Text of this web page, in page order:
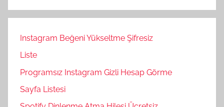
Instagram Beğeni Yükseltme Şifresiz
Liste
Programsız Instagram Gizli Hesap Görme
Sayfa Listesi